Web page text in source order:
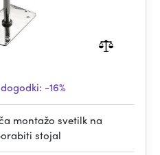
-16%
montažo svetilk na
stojal